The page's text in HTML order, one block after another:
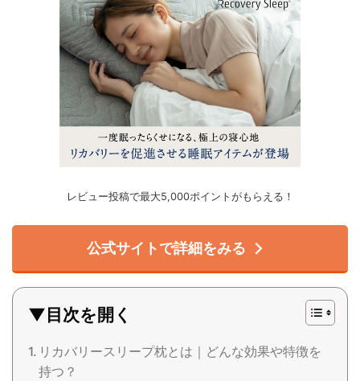
レビュー投稿で最大5,000ポイントがもらえる！
公式サイトで詳細をみる
▼目次を開く
リカバリースリープ枕とは｜どんな効果や特徴を
持つ？